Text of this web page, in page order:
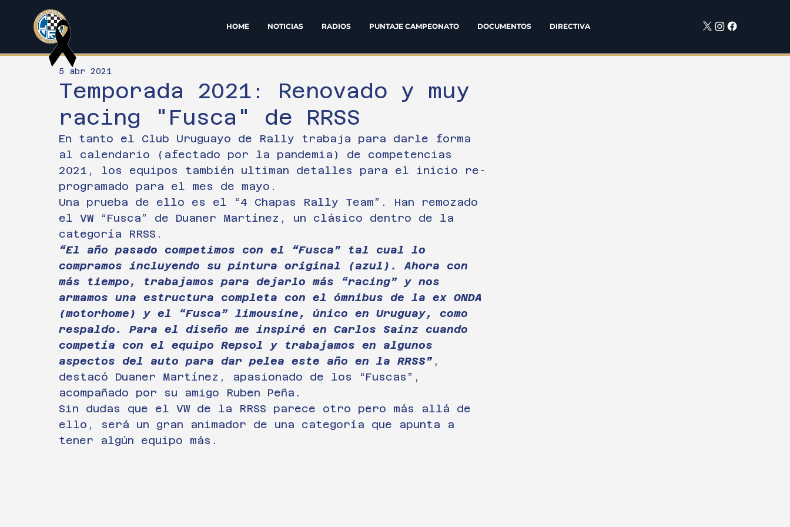
HOME NOTICIAS RADIOS PUNTAJE CAMPEONATO DOCUMENTOS DIRECTIVA
Temporada 2021: Renovado y muy
racing "Fusca" de RRSS
5 abr 2021
En tanto el Club Uruguayo de Rally trabaja para darle forma
al calendario (afectado por la pandemia) de competencias
2021, los equipos también ultiman detalles para el inicio re-
programado para el mes de mayo.
Una prueba de ello es el “4 Chapas Rally Team”. Han remozado
el VW “Fusca” de Duaner Martínez, un clásico dentro de la
categoría RRSS.
“El año pasado competimos con el “Fusca” tal cual lo
compramos incluyendo su pintura original (azul). Ahora con
más tiempo, trabajamos para dejarlo más “racing” y nos
armamos una estructura completa con el ómnibus de la ex ONDA
(motorhome) y el “Fusca” limousine, único en Uruguay, como
respaldo. Para el diseño me inspiré en Carlos Sainz cuando
competía con el equipo Repsol y trabajamos en algunos
aspectos del auto para dar pelea este año en la RRSS” ,
destacó Duaner Martínez, apasionado de los “Fuscas”,
acompañado por su amigo Ruben Peña.
Sin dudas que el VW de la RRSS parece otro pero más allá de
ello, será un gran animador de una categoría que apunta a
tener algún equipo más.